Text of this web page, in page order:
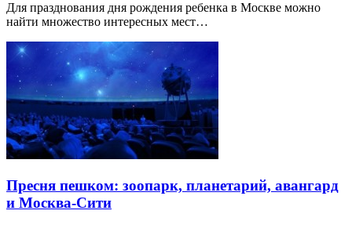
Для празднования дня рождения ребенка в Москве можно
найти множество интересных мест…
Пресня пешком: зоопарк, планетарий, авангард
и Москва-Сити